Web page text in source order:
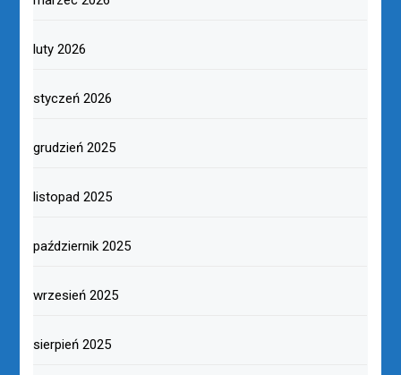
luty 2026
styczeń 2026
grudzień 2025
listopad 2025
październik 2025
wrzesień 2025
sierpień 2025